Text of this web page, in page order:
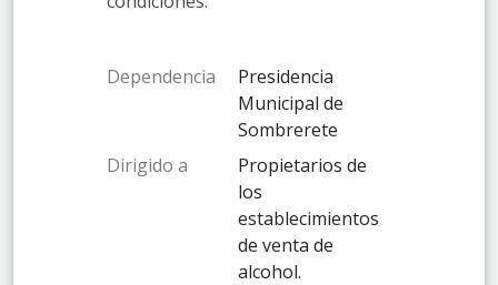
Dependencia
Presidencia
Municipal de
Sombrerete
Dirigido a
Propietarios de
los
establecimientos
de venta de
alcohol.